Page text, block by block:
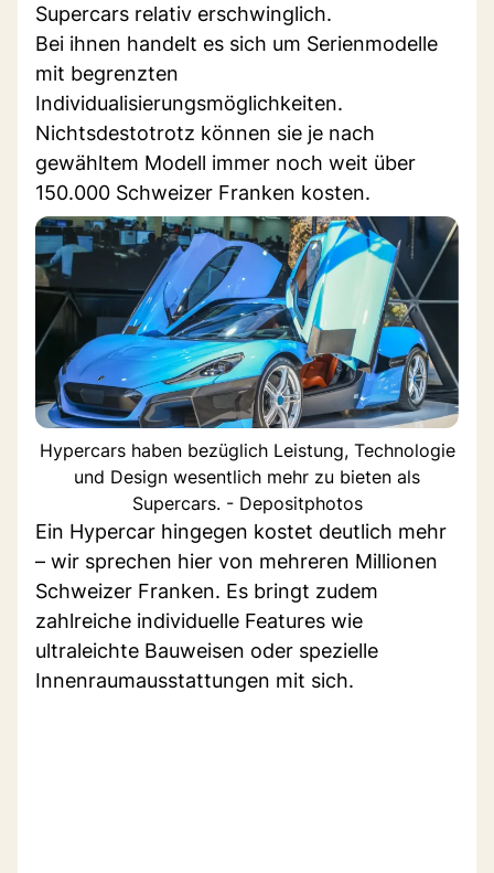
Supercars relativ erschwinglich.
Bei ihnen handelt es sich um Serienmodelle
mit begrenzten
Individualisierungsmöglichkeiten.
Nichtsdestotrotz können sie je nach
gewähltem Modell immer noch weit über
150.000 Schweizer Franken kosten.
Hypercars haben bezüglich Leistung, Technologie
und Design wesentlich mehr zu bieten als
Supercars. - Depositphotos
Ein Hypercar hingegen kostet deutlich mehr
– wir sprechen hier von mehreren Millionen
Schweizer Franken. Es bringt zudem
zahlreiche individuelle Features wie
ultraleichte Bauweisen oder spezielle
Innenraumausstattungen mit sich.